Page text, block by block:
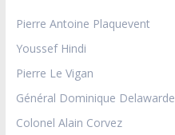
Pierre Antoine Plaquevent
Youssef Hindi
Pierre Le Vigan
Général Dominique Delawarde
Colonel Alain Corvez